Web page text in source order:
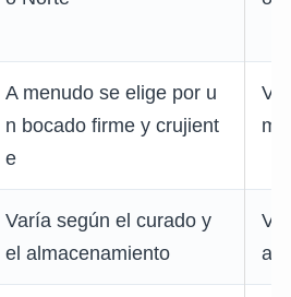
A menudo se elige por u
n bocado firme y crujient
e
Varía según el curado y
el almacenamiento